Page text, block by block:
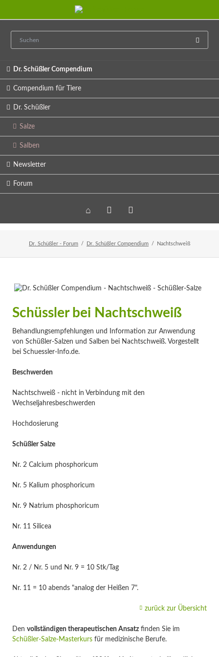
Dr. Schüßler Compendium
Compendium für Tiere
Dr. Schüßler
Salze
Salben
Newsletter
Forum
Home Veranstaltungen
Newsletter
Dr. Schüßler - Forum Dr. Schüßler Compendium Nachtschweiß
Schüssler bei Nachtschweiß
Behandlungsempfehlungen und Information zur Anwendung
von Schüßler-Salzen und Salben bei Nachtschweiß. Vorgestellt
bei Schuessler-Info.de.
Beschwerden
Nachtschweiß - nicht in Verbindung mit den
Wechseljahresbeschwerden
Hochdosierung
Schüßler Salze
Nr. 2 Calcium phosphoricum
Nr. 5 Kalium phosphoricum
Nr. 9 Natrium phosphoricum
Nr. 11 Silicea
Anwendungen
Nr. 2 / Nr. 5 und Nr. 9 = 10 Stk/Tag
Nr. 11 = 10 abends "analog der Heißen 7".
zurück zur Übersicht
Den vollständigen therapeutischen Ansatzfinden Sie im
Schüßler-Salze-Masterkursfür medizinische Berufe.